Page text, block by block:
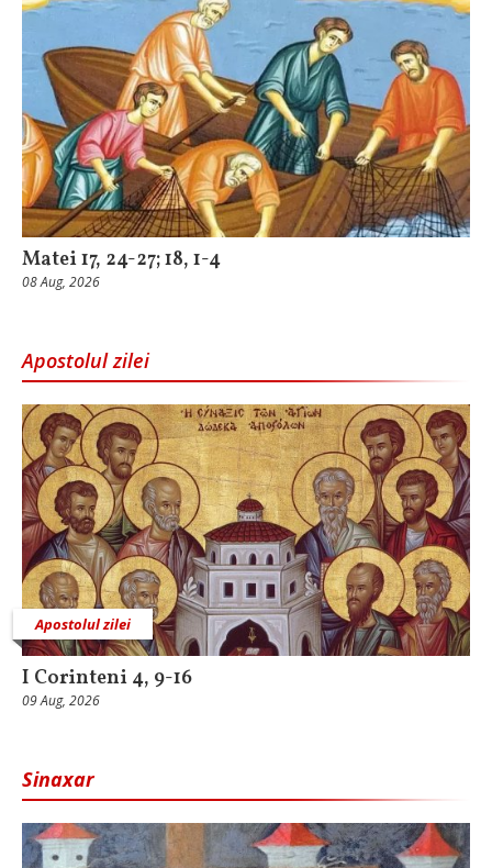
Matei 17, 24-27; 18, 1-4
08 Aug, 2026
Apostolul zilei
Apostolul zilei
I Corinteni 4, 9-16
09 Aug, 2026
Sinaxar